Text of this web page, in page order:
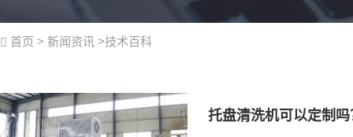
首页 > 新闻资讯 >技术百科
托盘清洗机可以定制吗